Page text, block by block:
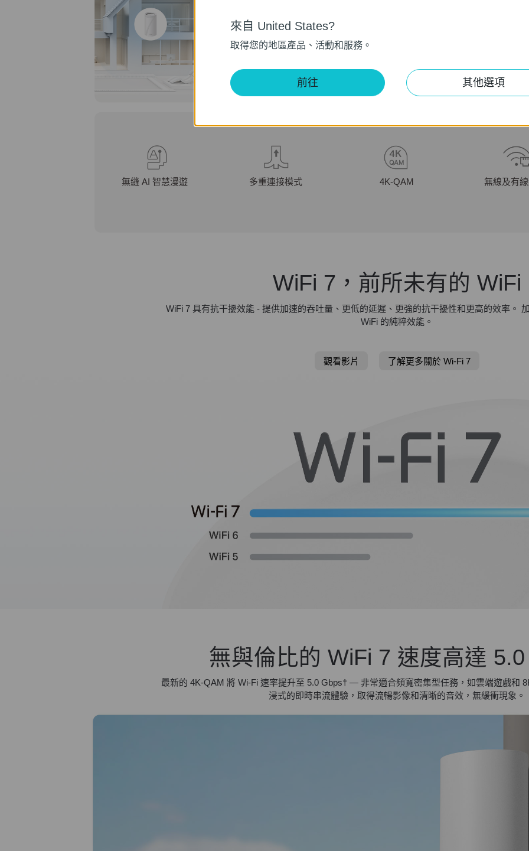
無線及有
多重連接模式 4K-QAM
無縫 AI 智慧漫遊
WiFi 7，前所未有的 WiFi
WiFi 7 具有抗干擾效能 - 提供加速的吞吐量、更低的延遲、更強的抗干擾性和更高的效率。
WiFi 的純粹效能。
觀看影片 了解更多關於 Wi-Fi 7
無與倫比的 WiFi 7 速度高達
最新的 4K-QAM 將 Wi‑Fi 速率提升至 5.0 Gbps†— 非常適合頻寬密集型任務，如雲端遊戲和
浸式的即時串流體驗，取得流暢影像和清晰的音效，無緩衝現象。
來自 United States?
取得您的地區產品、活動和服務。
前往 其他選項